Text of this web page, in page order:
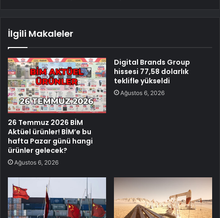
İlgili Makaleler
26 Temmuz 2026 BİM
Aktüel ürünler! BİM’e bu
hafta Pazar günü hangi
ürünler gelecek?
Ağustos 6, 2026
Digital Brands Group
hissesi 77,58 dolarlık
teklifle yükseldi
Ağustos 6, 2026